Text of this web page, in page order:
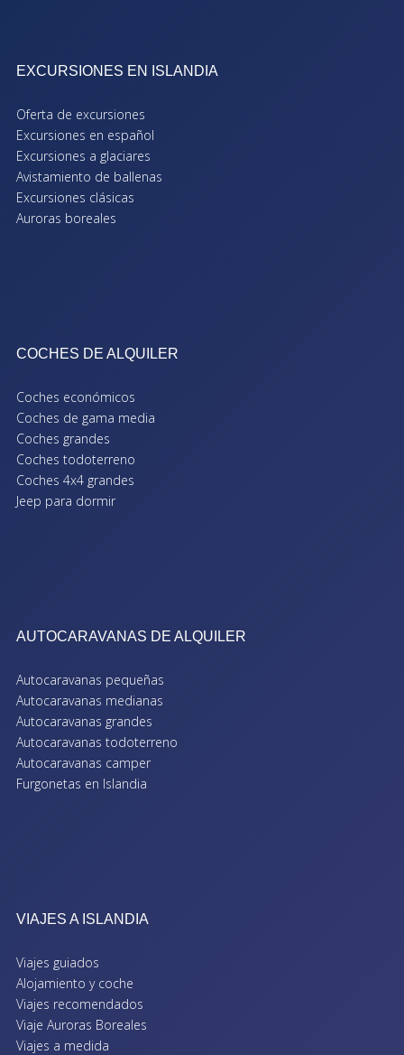
EXCURSIONES EN ISLANDIA
Oferta de excursiones
Excursiones en español
Excursiones a glaciares
Avistamiento de ballenas
Excursiones clásicas
Auroras boreales
COCHES DE ALQUILER
Coches económicos
Coches de gama media
Coches grandes
Coches todoterreno
Coches 4x4 grandes
Jeep para dormir
AUTOCARAVANAS DE ALQUILER
Autocaravanas pequeñas
Autocaravanas medianas
Autocaravanas grandes
Autocaravanas todoterreno
Autocaravanas camper
Furgonetas en Islandia
VIAJES A ISLANDIA
Viajes guiados
Alojamiento y coche
Viajes recomendados
Viaje Auroras Boreales
Viajes a medida